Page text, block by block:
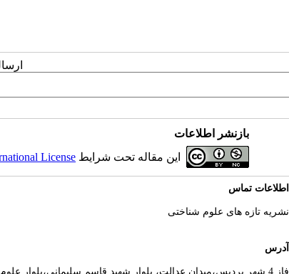
بازنشر اطلاعات
این مقاله تحت شرایط License
اطلاعات تماس
نشریه تازه های علوم شناختی
آدرس
فاز 4 شهر پردیس،میدان عدالت، بلوار شهید قاسم سلیمانی،بلوار علوم شناختی